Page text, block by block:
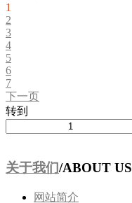
1
2
3
4
5
6
7
下一页
转到
关于我们/ABOUT US
网站简介